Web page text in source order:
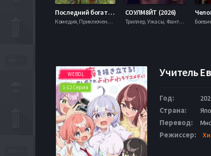
Последний богатырь. Колобок (2026)
Комедия, Приключения, Фэнтези,
СОУЛМ8ЙТ (2026)
Триллер, Ужасы, Фантастика,
WEBDL
1-12 Серия
Учитель
Год:
Страна:
Перевод:
Режиссер: